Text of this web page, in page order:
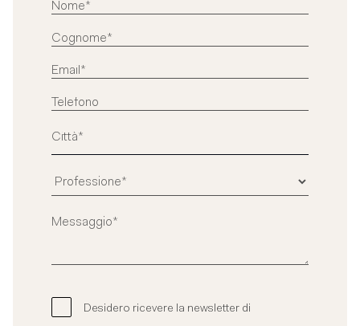
Desidero ricevere la newsletter di